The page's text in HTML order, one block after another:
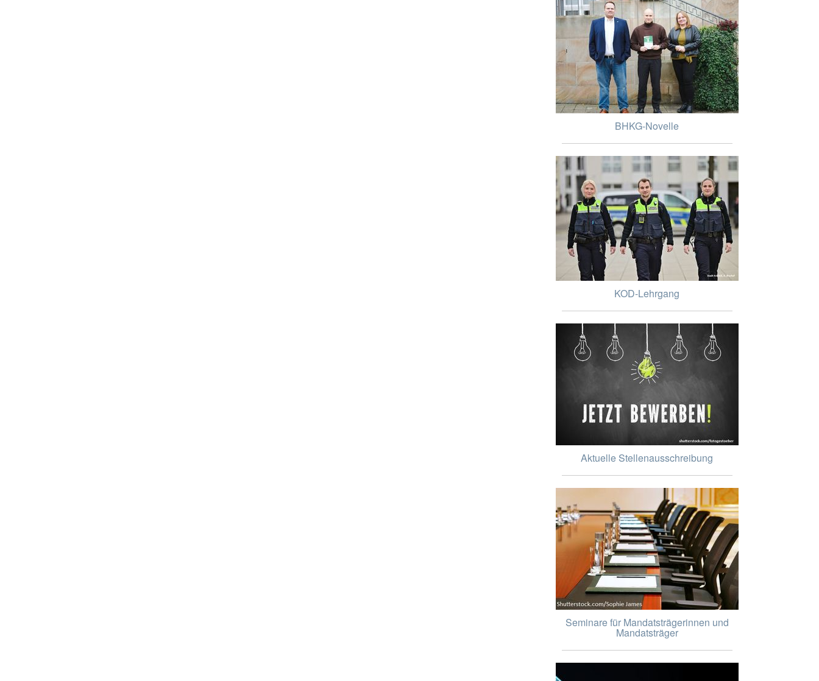
BHKG-Novelle
KOD-Lehrgang
Aktuelle Stellenausschreibung
Seminare für Mandatsträgerinnen und
Mandatsträger